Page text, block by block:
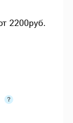
2200руб.